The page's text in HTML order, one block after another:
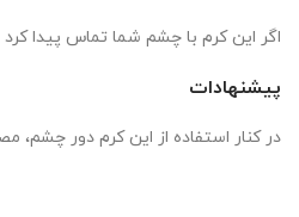
اگر این کرم با چشم شما تماس پیدا
پیشنهادات
در کنار استفاده از این کرم دور